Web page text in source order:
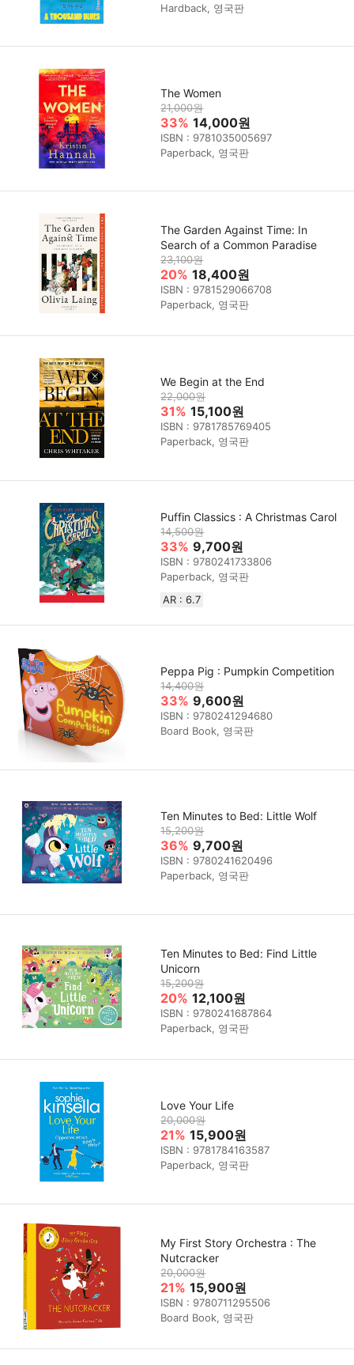
Hardback, 영국판
The Women
21,000원
33% 14,000원
ISBN : 9781035005697
Paperback, 영국판
The Garden Against Time: In
Search of a Common Paradise
23,100원
20% 18,400원
ISBN : 9781529066708
Paperback, 영국판
We Begin at the End
22,000원
31% 15,100원
ISBN : 9781785769405
Paperback, 영국판
Puffin Classics : A Christmas Carol
14,500원
33% 9,700원
ISBN : 9780241733806
Paperback, 영국판
AR : 6.7
Peppa Pig : Pumpkin Competition
14,400원
33% 9,600원
ISBN : 9780241294680
Board Book, 영국판
Ten Minutes to Bed: Little Wolf
15,200원
36% 9,700원
ISBN : 9780241620496
Paperback, 영국판
Ten Minutes to Bed: Find Little
Unicorn
15,200원
20% 12,100원
ISBN : 9780241687864
Paperback, 영국판
Love Your Life
20,000원
21% 15,900원
ISBN : 9781784163587
Paperback, 영국판
My First Story Orchestra : The
Nutcracker
20,000원
21% 15,900원
ISBN : 9780711295506
Board Book, 영국판